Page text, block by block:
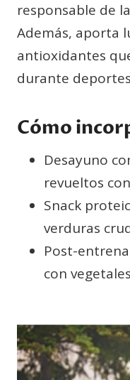
responsable de
Además, aporta
antioxidantes
durante
Cómo
Desayuno
revueltos
Snack
verduras
Post-
con